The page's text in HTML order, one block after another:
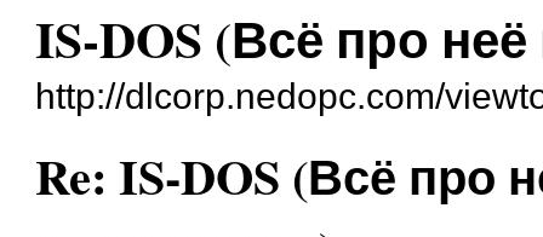
IS-DOS (Всё про
http://dlcorp.nedopc.com/
Re: IS-DOS (Всё про